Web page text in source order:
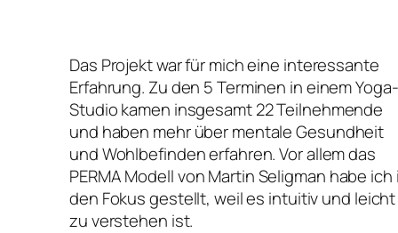
Das Projekt war für mich eine interessante
Erfahrung. Zu den 5 Terminen in einem Yoga-
Studio kamen insgesamt 22 Teilnehmende
und haben mehr über mentale Gesundheit
und Wohlbefinden erfahren. Vor allem das
PERMA Modell von Martin Seligman habe ich
den Fokus gestellt, weil es intuitiv und leicht
zu verstehen ist.